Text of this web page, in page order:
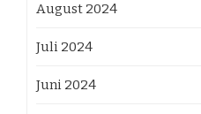
August 2024
Juli 2024
Juni 2024